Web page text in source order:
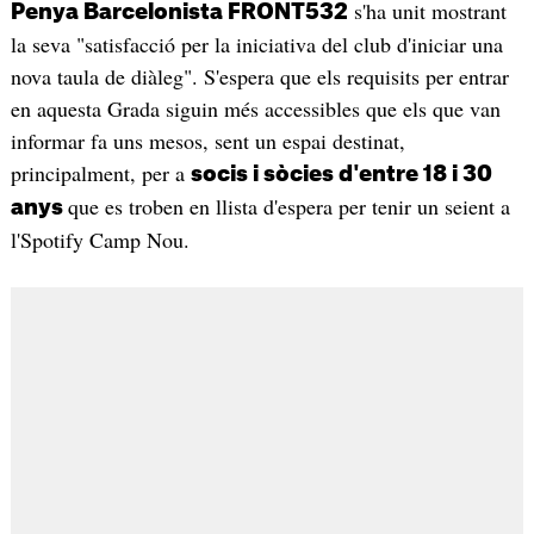
Penya Barcelonista FRONT532 s'ha unit mostrant
la seva "satisfacció per la iniciativa del club d'iniciar una
nova taula de diàleg". S'espera que els requisits per entrar
en aquesta Grada siguin més accessibles que els que van
informar fa uns mesos, sent un espai destinat,
principalment, per a socis i sòcies d'entre 18 i 30
anys que es troben en llista d'espera per tenir un seient a
l'Spotify Camp Nou.